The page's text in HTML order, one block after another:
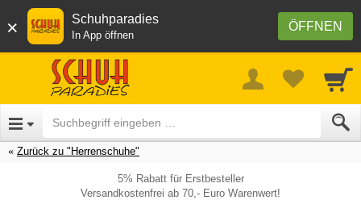
× ÖFFNEN
Schuhparadies
In App öffnen
Zurück zu "Herrenschuhe"
5% Rabatt für Erstbesteller
Versandkostenfrei ab 70,- Euro Warenwert!